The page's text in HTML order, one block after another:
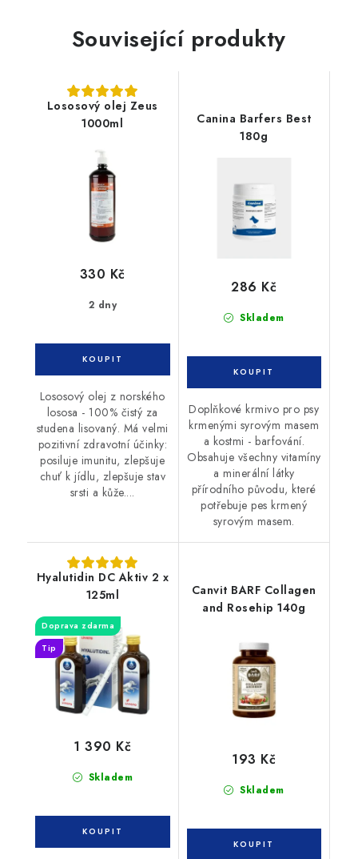
Související produkty
Lososový olej Zeus
1000ml
2 dny
330 Kč
Lososový olej z norského
lososa - 100% čistý za
studena lisovaný. Má velmi
pozitivní zdravotní účinky:
posiluje imunitu, zlepšuje
chuť k jídlu, zlepšuje stav
srsti a kůže....
Canina Barfers Best
180g
Skladem
286 Kč
Doplňkové krmivo pro psy
krmenými syrovým masem
a kostmi - barfování.
Obsahuje všechny vitamíny
a minerální látky
přírodního původu, které
potřebuje pes krmený
syrovým masem.
Hyalutidin DC Aktiv 2 x
125ml
Doprava zdarma
Tip
Skladem
1 390 Kč
Canvit BARF Collagen
and Rosehip 140g
Skladem
193 Kč